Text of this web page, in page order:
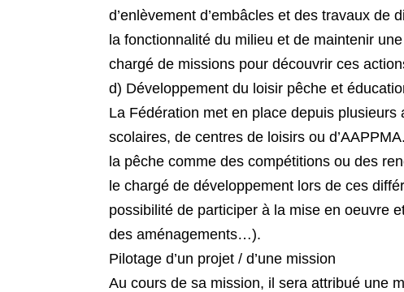
d’enlèvement d’embâcles et des travaux de
la fonctionnalité du milieu et de maintenir
chargé de missions pour découvrir ces
d) Développement du loisir pêche et
La Fédération met en place depuis
scolaires, de centres de loisirs ou
la pêche comme des compétitions ou des
le chargé de développement lors de ces
possibilité de participer à la mise en oeuvre
des aménagements…).
Pilotage d’un projet / d’une mission
Au cours de sa mission, il sera attribué une